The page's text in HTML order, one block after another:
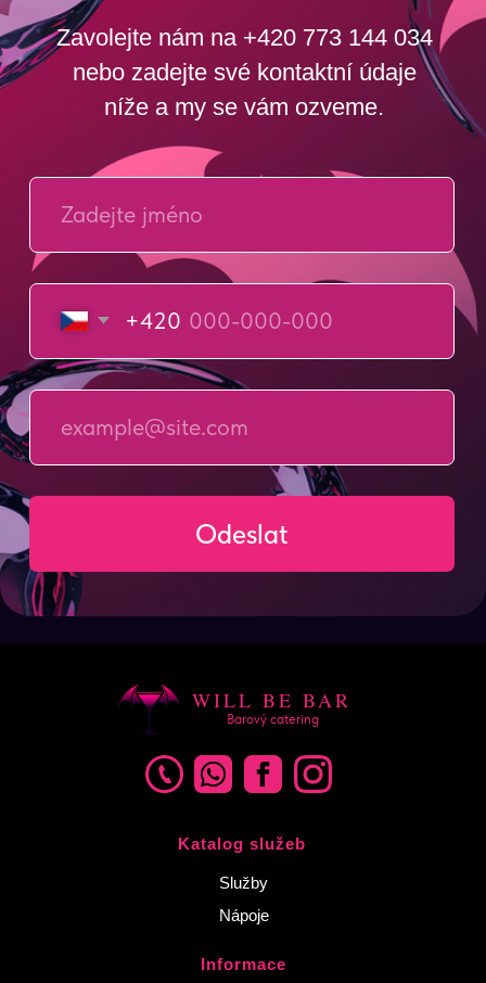
Katalog služeb
Služby
Nápoje
Informace
WILL BE BAR
Barový catering